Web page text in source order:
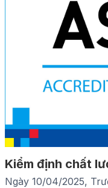
Kiểm định chất
Ngày 10/04/2025,